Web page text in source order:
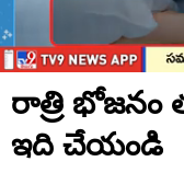
seconds
of
minute,
రాత్రి భోజనం
ఇది చేయండి